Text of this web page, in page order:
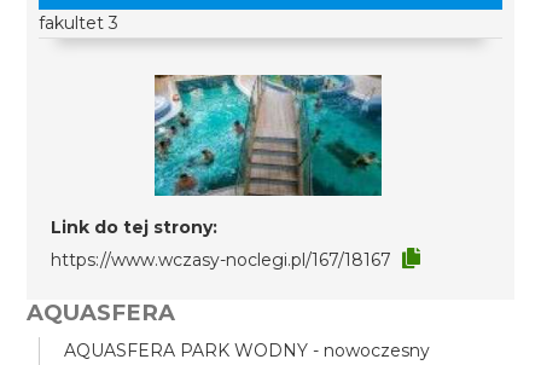
fakultet 3
Link do tej strony:
https://www.wczasy-noclegi.pl/167/18167
AQUASFERA
AQUASFERA PARK WODNY - nowoczesny